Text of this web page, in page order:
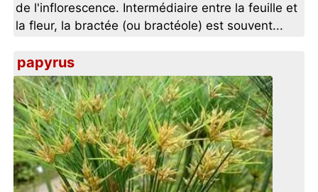
de l'inflorescence. Intermédiaire entre la feuille et
la fleur, la bractée (ou bractéole) est souvent...
papyrus